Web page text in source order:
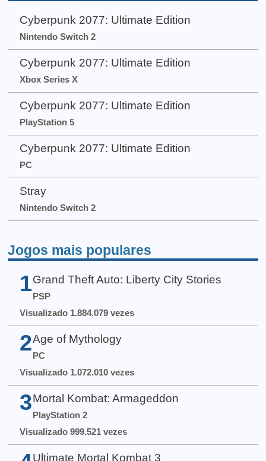
Cyberpunk 2077: Ultimate Edition
Nintendo Switch 2
Cyberpunk 2077: Ultimate Edition
Xbox Series X
Cyberpunk 2077: Ultimate Edition
PlayStation 5
Cyberpunk 2077: Ultimate Edition
PC
Stray
Nintendo Switch 2
Jogos mais populares
1 Grand Theft Auto: Liberty City Stories
PSP
Visualizado 1.884.079 vezes
2 Age of Mythology
PC
Visualizado 1.072.010 vezes
3 Mortal Kombat: Armageddon
PlayStation 2
Visualizado 999.521 vezes
Ultimate Mortal Kombat 3